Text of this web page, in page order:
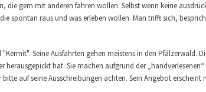
die gern mit anderen fahren wollen. Selbst wenn keine
spontan raus und was erleben wollen. Man trifft sich,
Seine Ausfahrten gehen meistens in den Pfälzerwald.
hat. Sie machen aufgrund der
auf seine Ausschreibungen achten. Sein Angebot erscheint